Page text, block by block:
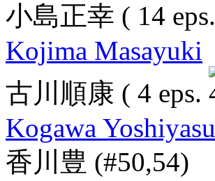
小島正幸 ( 14 eps.
Kojima Masayuki
古川順康 ( 4 eps.
Kogawa Yoshiyasu
香川豊 (#50,54)